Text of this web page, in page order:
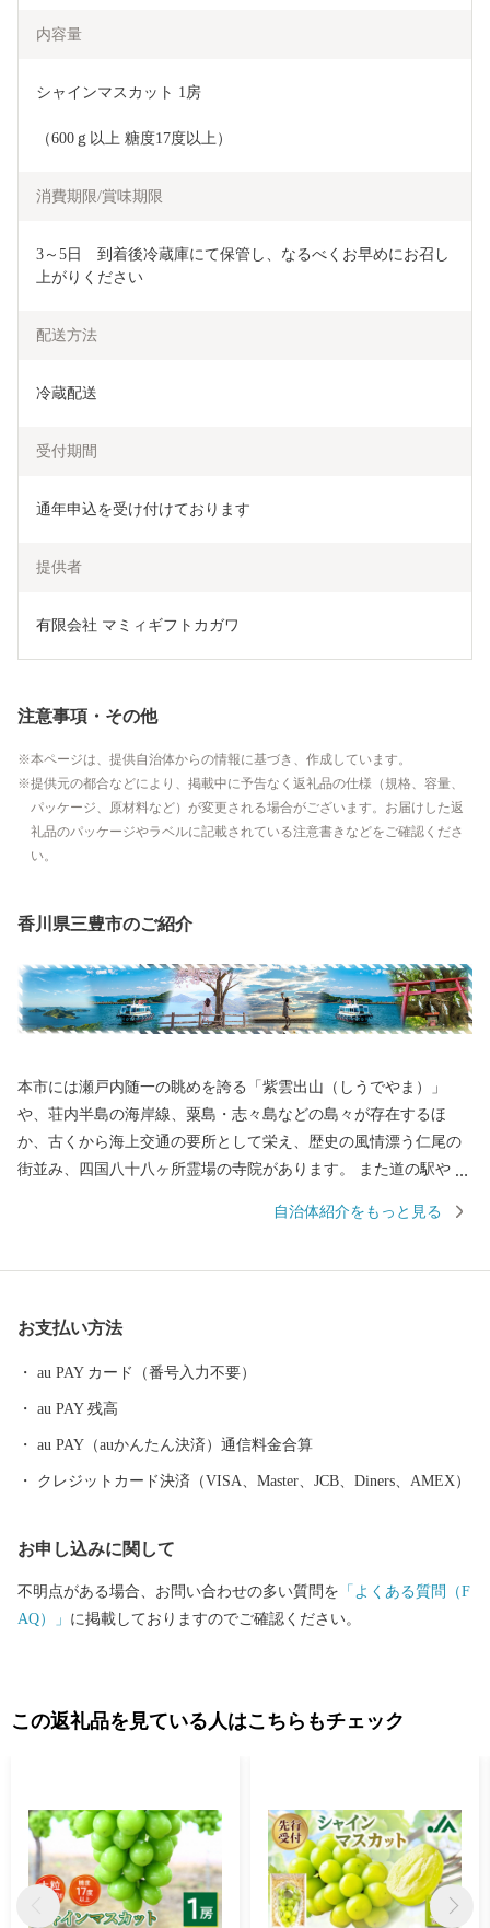
内容量
シャインマスカット 1房
（600ｇ以上 糖度17度以上）
消費期限/賞味期限
3～5日　到着後冷蔵庫にて保管し、なるべくお早めにお召し
上がりください
配送方法
冷蔵配送
受付期間
通年申込を受け付けております
提供者
有限会社 マミィギフトカガワ
注意事項・その他
本ページは、提供自治体からの情報に基づき、作成しています。
提供元の都合などにより、掲載中に予告なく返礼品の仕様（規格、容量、
パッケージ、原材料など）が変更される場合がございます。お届けした返
礼品のパッケージやラベルに記載されている注意書きなどをご確認くださ
い。
香川県三豊市のご紹介
本市には瀬戸内随一の眺めを誇る「紫雲出山（しうでやま）」
や、荘内半島の海岸線、粟島・志々島などの島々が存在するほ
か、古くから海上交通の要所として栄え、歴史の風情漂う仁尾の
街並み、四国八十八ヶ所霊場の寺院があります。 また道の駅や温
行われています。 近年ではSNSをきっかけに多くの人が訪れるよ
す。 近年は国内のみならず海外からも多くのお客様が訪れていま
自治体紹介をもっと見る
お支払い方法
au PAY カード（番号入力不要）
au PAY 残高
au PAY（auかんたん決済）通信料金合算
クレジットカード決済（VISA、Master、JCB、Diners、AMEX）
お申し込みに関して
不明点がある場合、お問い合わせの多い質問を 「よくある質問（F
AQ）」 に掲載しておりますのでご確認ください。
この返礼品を見ている人はこちらもチェック